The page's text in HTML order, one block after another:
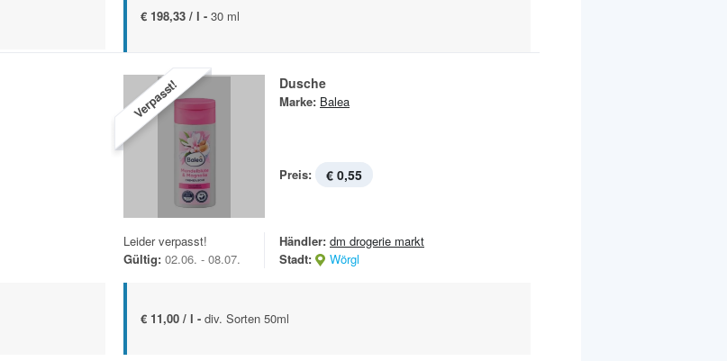
€ 198,33 / l - 30 ml
Verpasst! Dusche
Marke: Balea
Preis: € 0,55
Leider verpasst!
Gültig: 02.06. - 08.07.
Händler: dm drogerie markt
Stadt:
Wörgl
€ 11,00 / l - div. Sorten 50ml